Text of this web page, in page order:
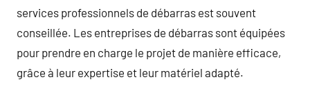
services professionnels de débarras est souvent
conseillée. Les entreprises de débarras sont équipées
pour prendre en charge le projet de manière efficace,
grâce à leur expertise et leur matériel adapté.